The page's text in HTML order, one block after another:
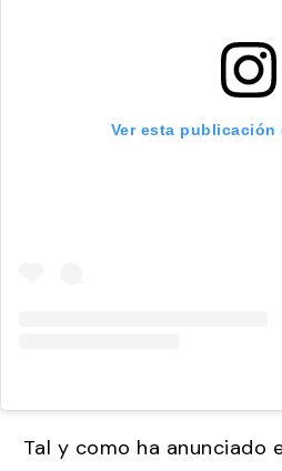
Ver esta publicación
Tal y como ha anunciado